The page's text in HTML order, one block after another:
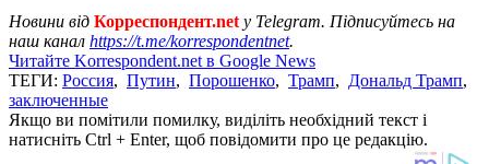
Новини від Корреспондент.net у Telegram. Підписуйтесь на
наш канал https://t.me/korrespondentnet.
Читайте Korrespondent.net в Google News
ТЕГИ: Россия, Путин, Порошенко, Трамп, Дональд Трамп,
заключенные
Якщо ви помітили помилку, виділіть необхідний текст і
натисніть Ctrl + Enter, щоб повідомити про це редакцію.